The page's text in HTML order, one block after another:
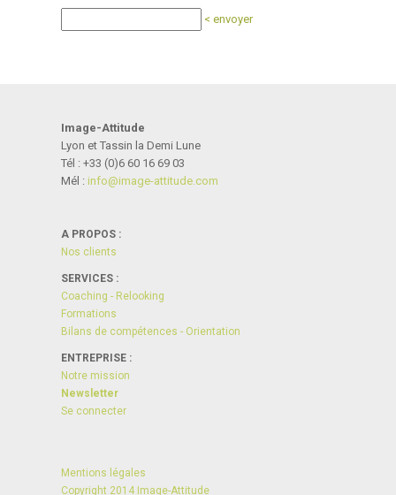
< envoyer
Image-Attitude
Lyon et Tassin la Demi Lune
Tél : +33 (0)6 60 16 69 03
Mél : info@i­mage-atti­tude.com
A PROPOS :
Nos clients
SERVICES :
Coaching - Relooking
Formations
Bilans de compétences - Orientation
ENTREPRISE :
Notre mission
Newsletter
Se connecter
Mentions légales
Copyright 2014 Image-Attitude